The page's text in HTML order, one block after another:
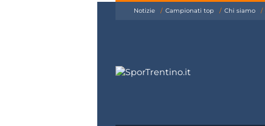
Notizie Campionati top Chi siamo